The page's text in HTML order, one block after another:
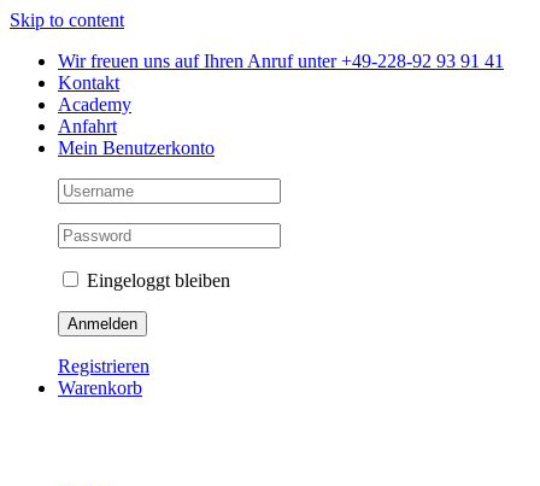
Skip to content
Wir freuen uns auf Ihren Anruf unter +49-228-92 93 91 41
Kontakt
Academy
Anfahrt
Mein Benutzerkonto
Eingeloggt bleiben
Registrieren
Warenkorb